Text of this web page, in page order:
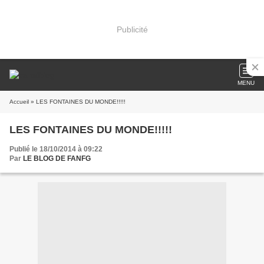
Publicité
MENU
Accueil » LES FONTAINES DU MONDE!!!!!
LES FONTAINES DU MONDE!!!!!
Publié le 18/10/2014 à 09:22
Par LE BLOG DE FANFG